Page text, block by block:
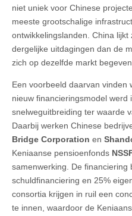
niet uniek voor Chinese
meeste grootschalige
ontwikkelingslanden. China
dergelijke uitdagingen dan de
zich op dezelfde markt begeven.
Een voorbeeld daarvan vinden
nieuw financieringsmodel werd
snelweguitbreiding ter waarde
Daarbij werken Chinese
Bridge Corporation en
Keniaanse pensioenfonds
samenwerking. De financiering
schuldfinanciering en 25%
consortia krijgen in ruil een
te innen, waardoor de